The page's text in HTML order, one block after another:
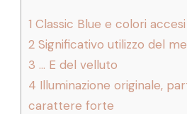
1 Classic Blue e colori accesi
2 Significativo utilizzo del
3 … E del velluto
4 Illuminazione originale,
carattere forte